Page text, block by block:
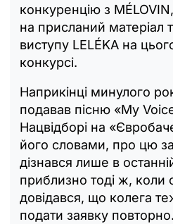
конкуренцію з
на присланий матеріал
виступу LELÉKA на
конкурсі.
Наприкінці минулого
подавав пісню «My
Нацвідборі на
його словами, про цю
дізнався лише в
приблизно тоді ж, коли
довідався, що колега
подати заявку